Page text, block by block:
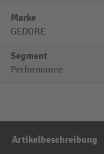
Marke
GEDORE
Segment
Performance
Artikelbeschreibung